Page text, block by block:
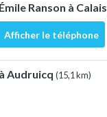
Ranson à Calais
Afficher le téléphone
Audruicq (15,1 km)